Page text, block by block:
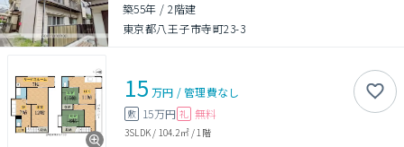
築55年 /2階建
東京都八王子市寺町23-3
15 万円 /管理費なし
敷 15万円 礼 無料
3SLDK / 104.2㎡/ 1階